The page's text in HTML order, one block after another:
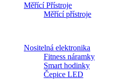
Měřící Přístroje
Měřící přístroje
Nositelná elektronika
Fitness náramky
Smart hodinky
Čepice LED